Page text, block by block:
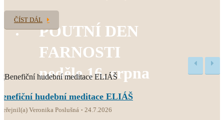
POUTNÍ DEN
FARNOSTI
neděle 16. srpna
ČÍST DÁL
hudební meditace ELIÁŠ
Veronika Poslušná 24.7.2026